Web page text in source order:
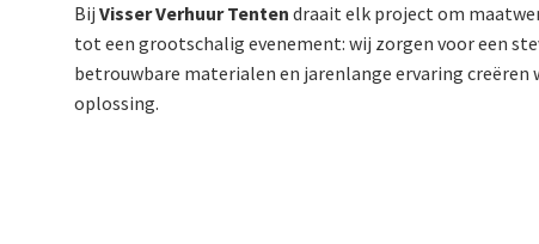
Bij Visser Verhuur Tenten draait elk project om
tot een grootschalig evenement: wij zorgen voor een
betrouwbare materialen en jarenlange ervaring
oplossing.